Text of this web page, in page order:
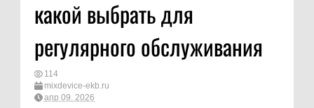
какой выбрать для
регулярного обслуживания
114
mixdevice-ekb.ru
апр 09, 2026